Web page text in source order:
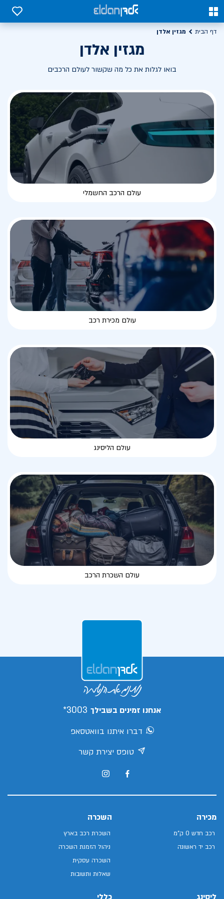
0
0
דף הבית מגזין אלדן
מגזין אלדן
בואו לגלות את כל מה שקשור לעולם הרכבים
עולם הרכב החשמלי
עולם מכירת רכב
עולם הליסינג
עולם השכרת הרכב
אנחנו זמינים בשבילך 3003*
דברו איתנו בוואטסאפ
טופס יצירת קשר
מכירה
רכב חדש 0 ק"מ
רכב יד ראשונה
השכרה
השכרת רכב בארץ
ניהול הזמנת השכרה
השכרה עסקית
שאלות ותשובות
ליסינג כללי